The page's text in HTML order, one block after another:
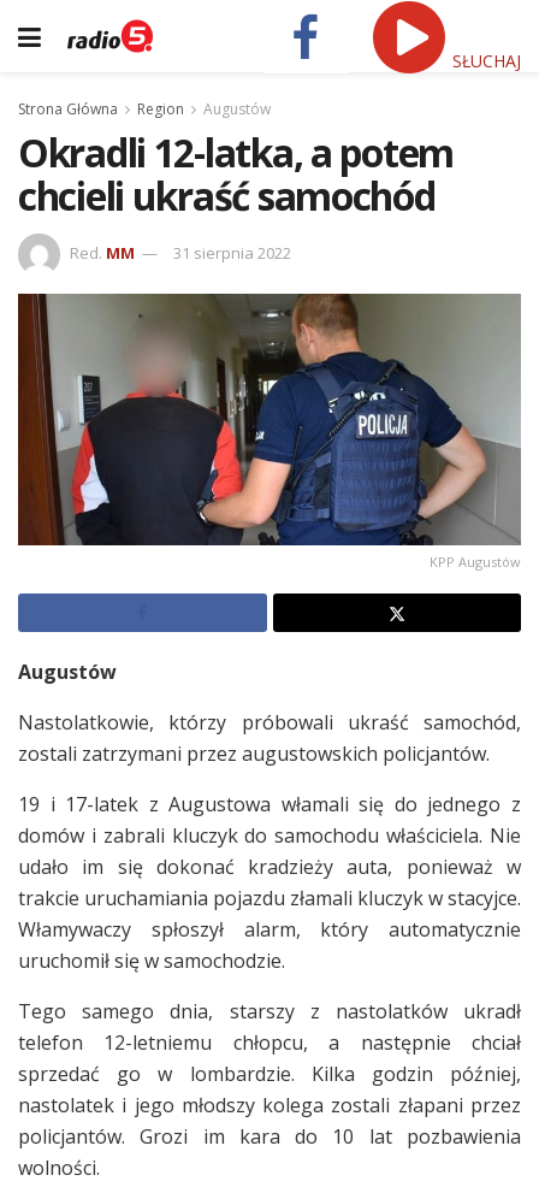
SŁUCHAJ
Strona Główna Region Augustów
Okradli 12-latka, a potem
chcieli ukraść samochód
Red. MM 31 sierpnia 2022
KPP Augustów
Augustów
Nastolatkowie, którzy próbowali ukraść samochód,
zostali zatrzymani przez augustowskich policjantów.
19 i 17-latek z Augustowa włamali się do jednego z
domów i zabrali kluczyk do samochodu właściciela. Nie
udało im się dokonać kradzieży auta, ponieważ w
trakcie uruchamiania pojazdu złamali kluczyk w stacyjce.
Włamywaczy spłoszył alarm, który automatycznie
uruchomił się w samochodzie.
Tego samego dnia, starszy z nastolatków ukradł
telefon 12-letniemu chłopcu, a następnie chciał
sprzedać go w lombardzie. Kilka godzin później,
nastolatek i jego młodszy kolega zostali złapani przez
policjantów. Grozi im kara do 10 lat pozbawienia
wolności.